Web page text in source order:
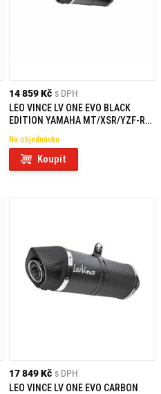
14 859 Kč s DPH
LEO VINCE LV ONE EVO BLACK
EDITION YAMAHA MT/XSR/YZF-R
Na objednávku
Koupit
17 849 Kč s DPH
LEO VINCE LV ONE EVO CARBON